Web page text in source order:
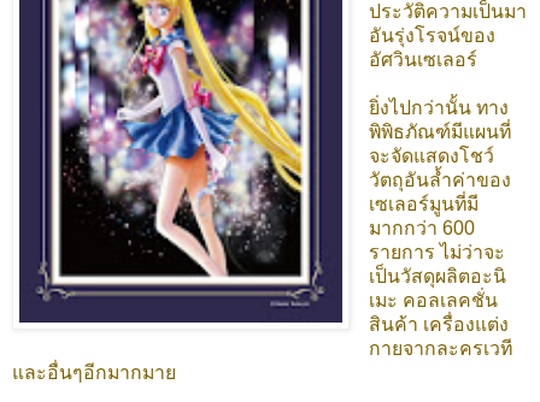
ประวัติความเป็นมา
อันรุ่งโรจน์ของ
อัศวินเซเลอร์
ยิ่งไปกว่านั้น ทาง
พิพิธภัณฑ์มีแผนที่
จะจัดแสดงโชว์
วัตถุอันล้ำค่าของ
เซเลอร์มูนที่มี
มากกว่า 600
รายการ ไม่ว่าจะ
เป็นวัสดุผลิตอะนิ
เมะ คอลเลคชั่น
สินค้า เครื่องแต่ง
กายจากละครเวที
และอื่นๆอีกมากมาย